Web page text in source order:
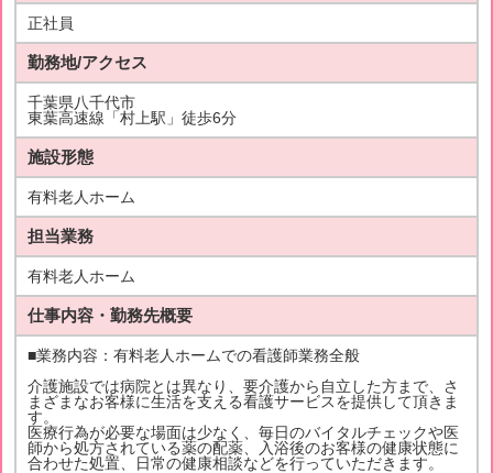
正社員
勤務地/アクセス
千葉県八千代市
東葉高速線「村上駅」徒歩6分
施設形態
有料老人ホーム
担当業務
有料老人ホーム
仕事内容・勤務先概要
■業務内容：有料老人ホームでの看護師業務全般
介護施設では病院とは異なり、要介護から自立した方まで、さ
まざまなお客様に生活を支える看護サービスを提供して頂きま
す。
医療行為が必要な場面は少なく、毎日のバイタルチェックや医
師から処方されている薬の配薬、入浴後のお客様の健康状態に
合わせた処置、日常の健康相談などを行っていただきます。